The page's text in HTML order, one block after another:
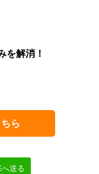
を解消！
ら
送る